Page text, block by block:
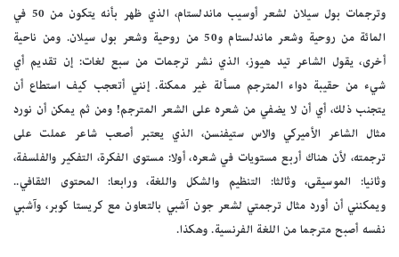
وترجمات بول سيلان لشعر أوسيب ماندلستام، الذي ظهر بأنه يتكون من 50 في
المائة من روحية وشعر ماندلستام و50 من روحية وشعر بول سيلان. ومن ناحية
أخرى، يقول الشاعر تيد هيوز، الذي نشر ترجمات من سبع لغات: إن تقديم أي
شيء من حقيبة دواء المترجم مسألة غير ممكنة. إنني أتعجب كيف استطاع أن
يتجنب ذلك، أي أن لا يضفي من شعره على الشعر المترجم! ومن ثم يمكن أن نورد
مثال الشاعر الأميركي والاس ستيفنسن، الذي يعتبر أصعب شاعر عملت على
ترجمته، لأن هناك أربع مستويات في شعره، أولا: مستوى الفكرة، التفكير والفلسفة،
وثانيا: الموسيقى، وثالثا: التنظيم والشكل واللغة، ورابعا: المحتوى الثقافي..
ويمكنني أن أورد مثال ترجمتي لشعر جون آشبي بالتعاون مع كريستا كوبر، وآشبي
نفسه أصبح مترجما من اللغة الفرنسية. وهكذا.